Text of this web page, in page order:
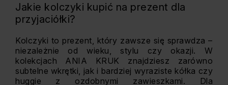
Jakie kolczyki kupić na prezent dla
przyjaciółki?
Kolczyki to prezent, który zawsze się sprawdza –
niezależnie od wieku, stylu czy okazji. W
kolekcjach ANIA KRUK znajdziesz zarówno
subtelne wkrętki, jak i bardziej wyraziste kółka czy
huggie z ozdobnymi zawieszkami. Dla